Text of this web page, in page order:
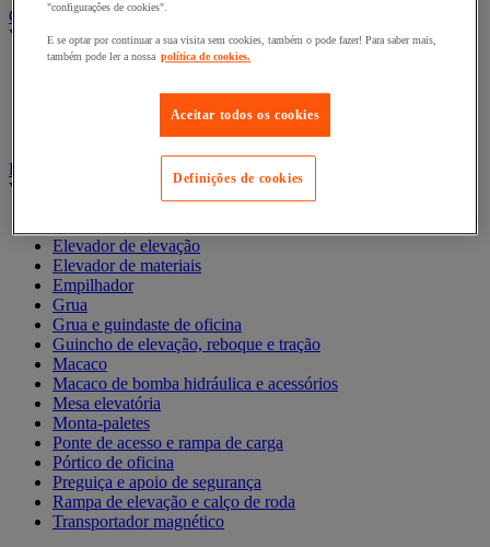
Contentor móvel gradeado
Ver todas as categorias
Contentor móvel de segurança
Contentor móvel encaixável
Contentor móvel standard
Empilhador, Mesa Elevatória e Sistemas de Elevação
Ver todas as categorias
Elevador de elevação
Elevador de materiais
Empilhador
Grua
Grua e guindaste de oficina
Guincho de elevação, reboque e tração
Macaco
Macaco de bomba hidráulica e acessórios
Mesa elevatória
Monta-paletes
Ponte de acesso e rampa de carga
Pórtico de oficina
Preguiça e apoio de segurança
Rampa de elevação e calço de roda
Transportador magnético
"configurações de cookies".
E se optar por continuar a sua visita sem cookies, também o pode fazer! Para saber mais,
também pode ler a nossa política de cookies.
Aceitar todos os cookies
Definições de cookies